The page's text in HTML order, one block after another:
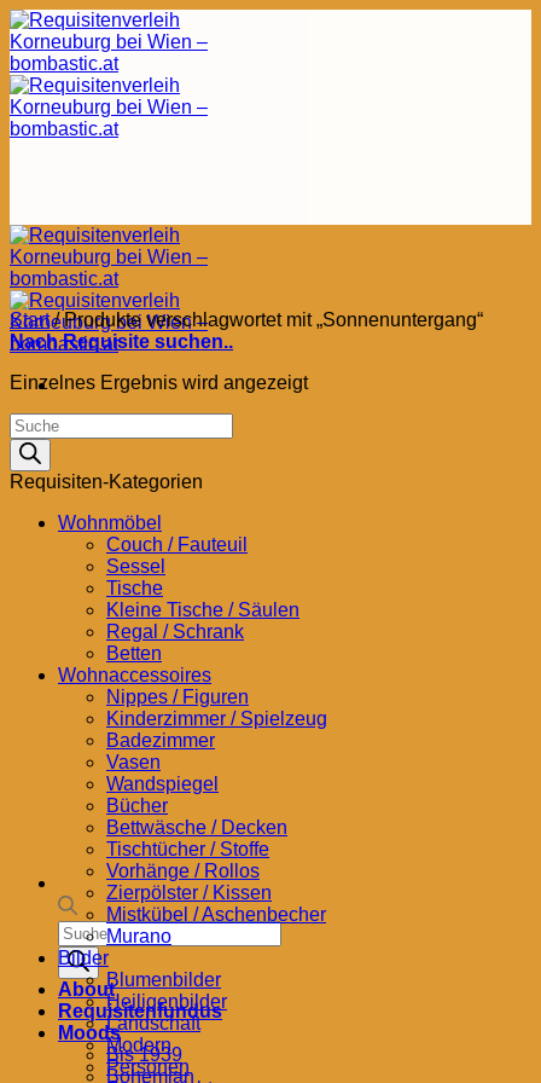
Zum
Inhalt
springen
Products
search
About
Requisitenfundus
Moods
Bis 1939
Bohemian
Start /Produkte verschlagwortet mit „Sonnenuntergang“
Nach Requisite suchen..
Einzelnes Ergebnis wird angezeigt
Products
search
Requisiten-Kategorien
Wohnmöbel
Couch / Fauteuil
Sessel
Tische
Kleine Tische / Säulen
Regal / Schrank
Betten
Wohnaccessoires
Nippes / Figuren
Kinderzimmer / Spielzeug
Badezimmer
Vasen
Wandspiegel
Bücher
Bettwäsche / Decken
Tischtücher / Stoffe
Vorhänge / Rollos
Zierpölster / Kissen
Mistkübel / Aschenbecher
Murano
Bilder
Blumenbilder
Heiligenbilder
Landschaft
Modern
Personen